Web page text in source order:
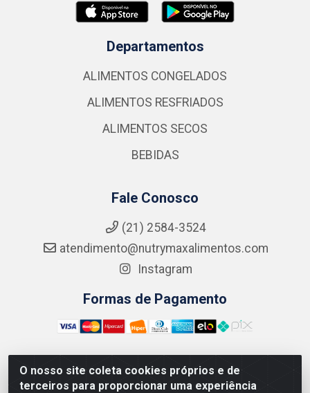
O nosso site coleta cookies próprios e de
terceiros para proporcionar uma experiência
Departamentos
ALIMENTOS CONGELADOS
ALIMENTOS RESFRIADOS
ALIMENTOS SECOS
BEBIDAS
Fale Conosco
(21) 2584-3524
atendimento@nutrymaxalimentos.com
Instagram
Formas de Pagamento
NUTRY MAX COMÉRCIO DE PRODUTOS ALIMENTICIOS